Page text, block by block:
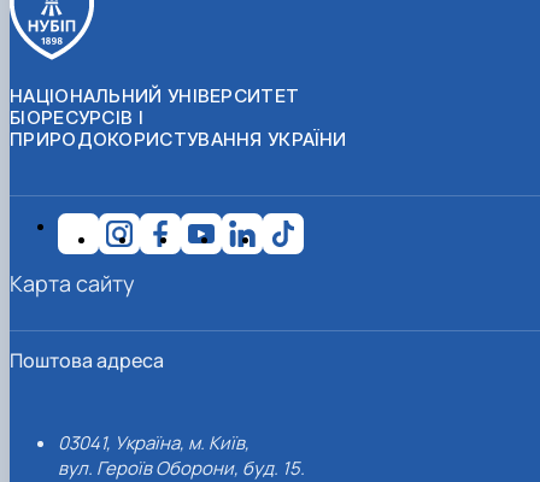
НАЦІОНАЛЬНИЙ УНІВЕРСИТЕТ
БІОРЕСУРСІВ І
ПРИРОДОКОРИСТУВАННЯ УКРАЇНИ
Поштова адреса
03041, Україна, м. Київ,
вул. Героїв Оборони, буд. 15.
Карта сайту